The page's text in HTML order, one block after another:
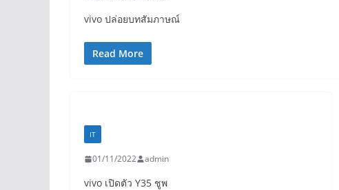
vivo ปล่อยบทสัมภาษณ์
Read More
IT
01/11/2022 admin
vivo เปิดตัว Y35 ชูพ